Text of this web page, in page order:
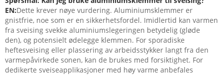
EN:Dette krever nøye vurdering. Aluminiumsklemmer er
gnistfrie, noe som er en sikkerhetsfordel. Imidlertid kan varmen
fra sveising svekke aluminiumslegeringen betydelig (gløde
den), og potensielt ødelegge klemmen. For sporadiske
heftesveising eller plassering av arbeidsstykker langt fra den
varmepåvirkede sonen, kan de brukes med forsiktighet. For
dedikerte sveiseapplikasjoner med høy varme anbefales